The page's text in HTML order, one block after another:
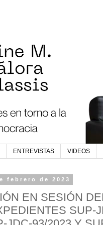
ENTREVISTAS VIDEOS
febrero de 2023
EN SESIÓN
SUP-